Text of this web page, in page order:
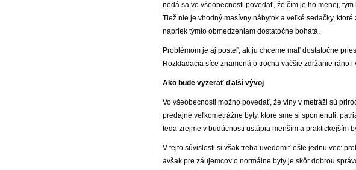
nedá sa vo všeobecnosti povedať, že čím je ho menej,
Tiež nie je vhodný masívny nábytok a veľké sedačky,
napriek týmto obmedzeniam dostatočne bohatá.
Problémom je aj posteľ; ak ju chceme mať dostatočne
Rozkladacia síce znamená o trocha väčšie zdržanie ráno
Ako bude vyzerať ďalší vývoj
Vo všeobecnosti možno povedať, že vlny v metráži sú
predajné veľkometrážne byty, ktoré sme si spomenuli,
teda zrejme v budúcnosti ustúpia menším a praktickejším
V tejto súvislosti si však treba uvedomiť ešte jednu vec:
avšak pre záujemcov o normálne byty je skôr dobrou